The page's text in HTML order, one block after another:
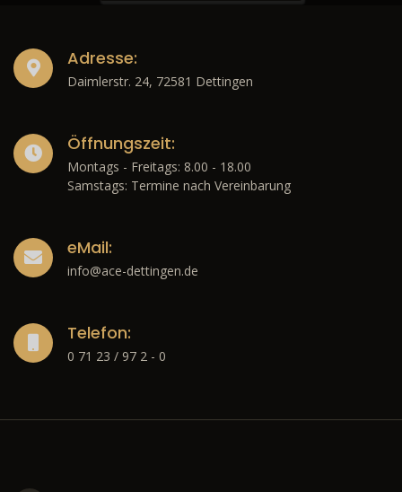
Adresse:
Daimlerstr. 24, 72581 Dettingen
Öffnungszeit:
Montags - Freitags: 8.00 - 18.00
Samstags: Termine nach Vereinbarung
eMail:
info@ace-dettingen.de
Telefon:
0 71 23 / 97 2 - 0